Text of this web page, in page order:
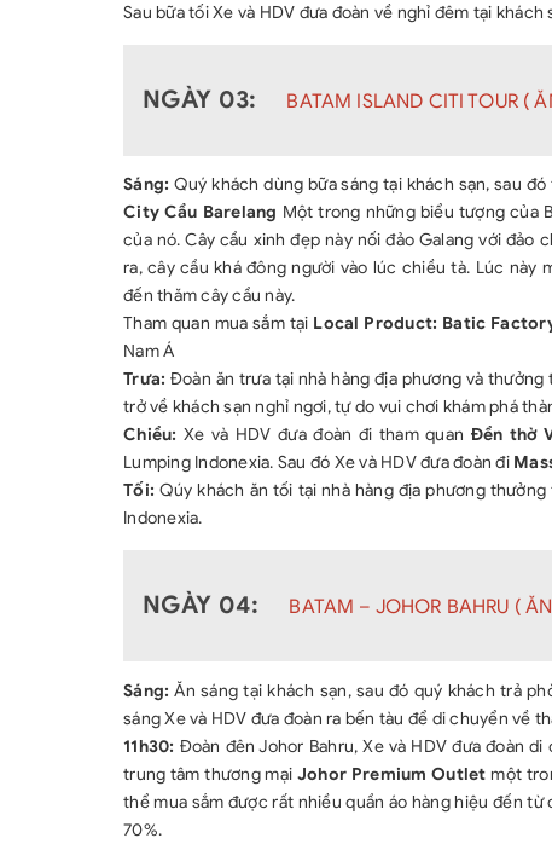
Sau bữa tối Xe và HDV đưa đoàn về nghỉ đêm tại khách
NGÀY 03: BATAM ISLAND CITI TOUR (
Sáng: Quý khách dùng bữa sáng tại khách sạn, sau
City Cầu Barelang Một trong những biểu tượng của
của nó. Cây cầu xinh đẹp này nối đảo Galang với đảo
ra, cây cầu khá đông người vào lúc chiều tà. Lúc này
đến thăm cây cầu này.
Tham quan mua sắm tại Local Product: Batic
Nam Á
Trưa: Đoàn ăn trưa tại nhà hàng địa phương và
trở về khách sạn nghỉ ngơi, tự do vui chơi khám phá
Chiều: Xe và HDV đưa đoàn đi tham quan Đền thờ
Lumping Indonexia. Sau đó Xe và HDV đưa đoàn đi
Tối: Qúy khách ăn tối tại nhà hàng địa phương
Indonexia.
NGÀY 04: BATAM – JOHOR BAHRU (
Sáng: Ăn sáng tại khách sạn, sau đó quý khách trả
sáng Xe và HDV đưa đoàn ra bến tàu để di chuyển về
11h30: Đoàn đên Johor Bahru, Xe và HDV đưa đoàn
trung tâm thương mại Johor Premium Outletmột
thể mua sắm được rất nhiều quần áo hàng hiệu đến
70%.